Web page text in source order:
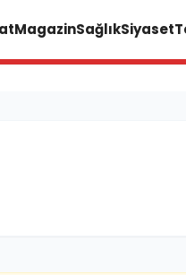
MagazinSağlıkSiyaset